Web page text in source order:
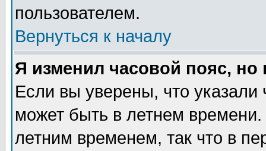
пользователем.
Вернуться к началу
Я изменил часовой пояс,
Если вы уверены, что указали
может быть в летнем
летним временем, так что в